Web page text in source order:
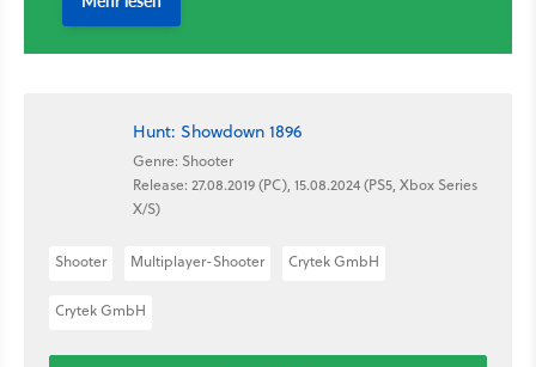
Hunt: Showdown 1896
Genre: Shooter
Release: 27.08.2019 (PC), 15.08.2024 (PS5, Xbox Series
X/S)
Shooter Multiplayer-Shooter Crytek GmbH
Crytek GmbH